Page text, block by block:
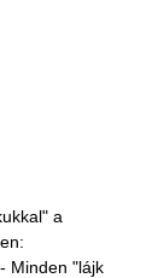
a
- Minden "lájk